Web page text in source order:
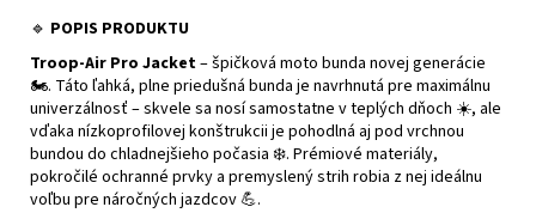
🔹 POPIS PRODUKTU
Troop-Air Pro Jacket– špičková moto bunda novej generácie
🏍️. Táto ľahká, plne priedušná bunda je navrhnutá pre maximálnu
univerzálnosť – skvele sa nosí samostatne v teplých dňoch ☀️, ale
vďaka nízkoprofilovej konštrukcii je pohodlná aj pod vrchnou
bundou do chladnejšieho počasia ❄️. Prémiové materiály,
pokročilé ochranné prvky a premyslený strih robia z nej ideálnu
voľbu pre náročných jazdcov 💪.
€364